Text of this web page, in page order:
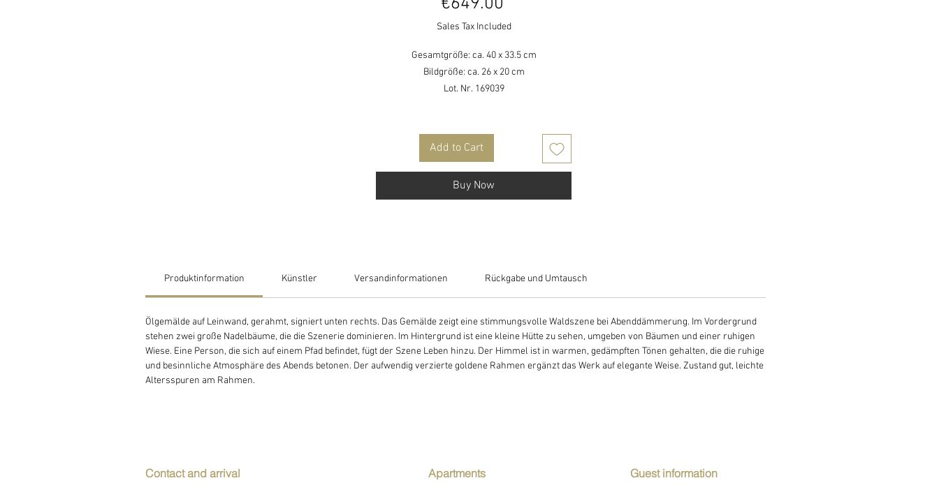
Sales Tax Included
Gesamtgröße: ca. 40 x 33.5 cm
Bildgröße: ca. 26 x 20 cm
Lot. Nr. 169039
Add to Cart
Buy Now
Produktinformation Künstler Versandinformationen Rückgabe und Umtausch
Ölgemälde auf Leinwand, gerahmt, signiert unten rechts. Das Gemälde zeigt eine stimmungsvolle Waldszene bei Abenddämmerung. Im Vordergrund
stehen zwei große Nadelbäume, die die Szenerie dominieren. Im Hintergrund ist eine kleine Hütte zu sehen, umgeben von Bäumen und einer ruhigen
Wiese. Eine Person, die sich auf einem Pfad befindet, fügt der Szene Leben hinzu. Der Himmel ist in warmen, gedämpften Tönen gehalten, die die ruhige
und besinnliche Atmosphäre des Abends betonen. Der aufwendig verzierte goldene Rahmen ergänzt das Werk auf elegante Weise. Zustand gut, leichte
Altersspuren am Rahmen.
Contact and arrival Apartments Guest information